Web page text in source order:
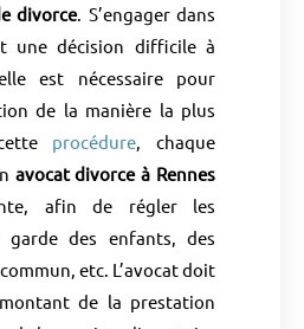
divorce. S’engager dans
une décision difficile à
est nécessaire pour
de la manière la plus
procédure, chaque
avocat divorce à Rennes
afin de régler les
des enfants, des
etc. L’avocat doit
de la prestation